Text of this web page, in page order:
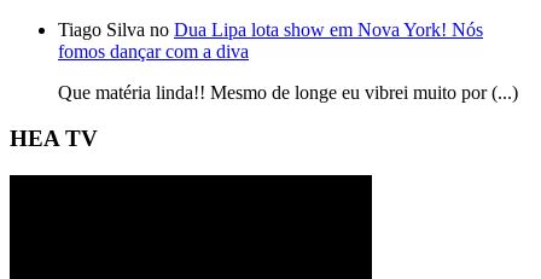
Tiago Silva no Dua Lipa lota show em Nova York! Nós
fomos dançar com a diva
Que matéria linda!! Mesmo de longe eu vibrei muito por (...)
HEA TV